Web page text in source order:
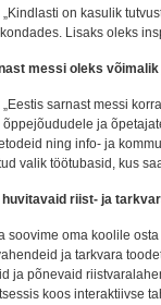
„Kindlasti on kasulik
Lisaks oleks
messi oleks
„Eestis sarnast messi
ja
ning info- ja
valik töötubasid, kus
huvitavaid riist- ja
soovime oma koolile
ja tarkvara
ja põnevaid
koos interaktiivse